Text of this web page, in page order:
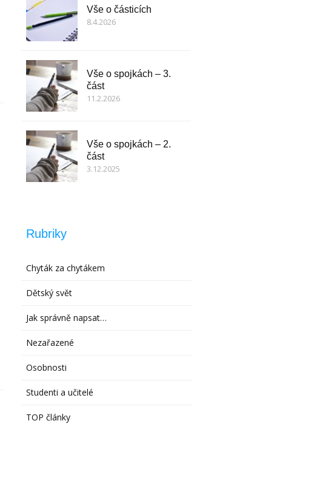
Vše o částicích
8.4.2026
Vše o spojkách – 3.
část
11.2.2026
Vše o spojkách – 2.
část
3.12.2025
Rubriky
Chyták za chytákem
Dětský svět
Jak správně napsat…
Nezařazené
Osobnosti
Studenti a učitelé
TOP články